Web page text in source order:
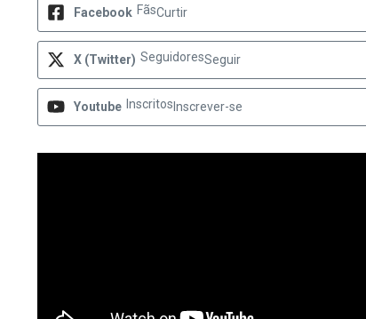
Facebook FãsCurtir
X (Twitter) SeguidoresSeguir
Youtube Inscritos Inscrever-se